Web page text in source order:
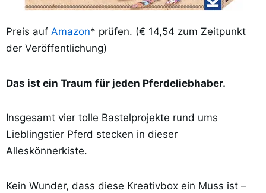
Preis auf Amazon* prüfen. (€ 14,54 zum Zeitpunkt
der Veröffentlichung)
Das ist ein Traum für jeden Pferdeliebhaber.
Insgesamt vier tolle Bastelprojekte rund ums
Lieblingstier Pferd stecken in dieser
Alleskönnerkiste.
Kein Wunder, dass diese Kreativbox ein Muss ist –